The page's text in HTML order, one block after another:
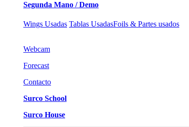
Segunda Mano / Demo
Wings Usadas Tablas UsadasFoils & Partes usados
Webcam
Forecast
Contacto
Surco School
Surco House